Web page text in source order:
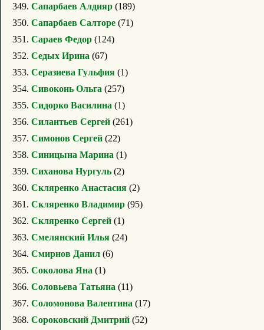
349. Сапарбаев Алдияр (189)
350. Сапарбаев Салторе (71)
351. Сараев Федор (124)
352. Седых Ирина (67)
353. Серазиева Гульфия (1)
354. Сивоконь Ольга (257)
355. Сидорко Василина (1)
356. Силантьев Сергей (261)
357. Симонов Сергей (22)
358. Синицына Марина (1)
359. Сиханова Нургуль (2)
360. Скляренко Анастасия (2)
361. Скляренко Владимир (95)
362. Скляренко Сергей (1)
363. Смелянский Илья (24)
364. Смирнов Данил (6)
365. Соколова Яна (1)
366. Соловьева Татьяна (11)
367. Соломонова Валентина (17)
368. Сороковский Дмитрий (52)